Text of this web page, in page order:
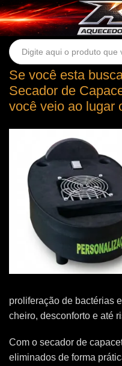
Se você esta
Secador de
você veio ao lugar
proliferação de bactérias
cheiro, desconforto e até
Com o secador de
eliminados de forma